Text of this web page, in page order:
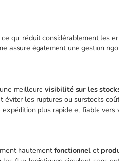
qui réduit considérablement les
assure également une gestion
meilleure visibilité sur les
éviter les ruptures ou surstocks
plus rapide et fiable vers
hautement fonctionnel et